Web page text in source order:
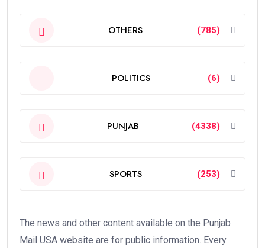
OTHERS (785)
POLITICS (6)
PUNJAB (4338)
SPORTS (253)
The news and other content available on the Punjab
Mail USA website are for public information. Every